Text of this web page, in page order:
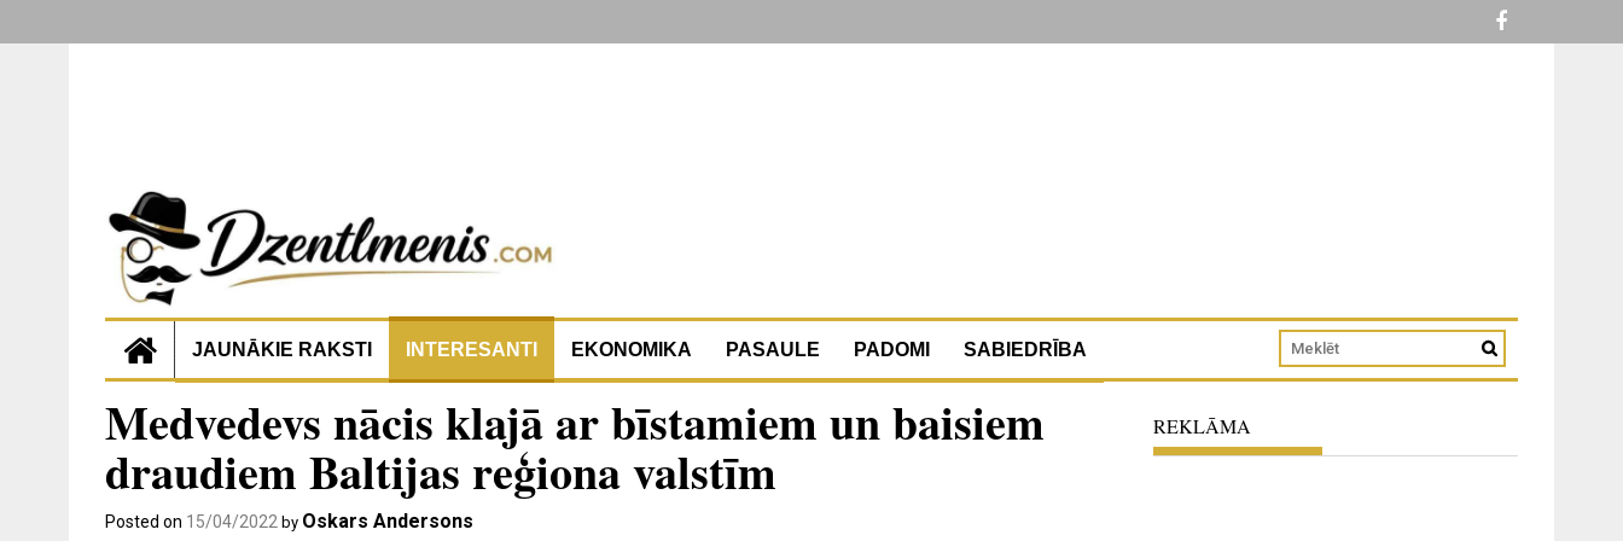
JAUNĀKIE RAKSTI INTERESANTI EKONOMIKA PASAULE PADOMI SABIEDRĪBA
Medvedevs nācis klajā ar bīstamiem un baisiem
draudiem Baltijas reģiona valstīm
Posted on 15/04/2022 by Oskars Andersons
REKLĀMA